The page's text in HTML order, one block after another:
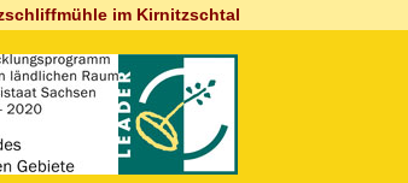
im Kirnitzschtal